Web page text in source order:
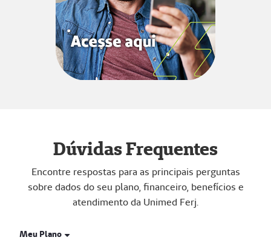
Dúvidas Frequentes
Encontre respostas para as principais perguntas
sobre dados do seu plano, financeiro, benefícios e
atendimento da Unimed Ferj.
Meu Plano